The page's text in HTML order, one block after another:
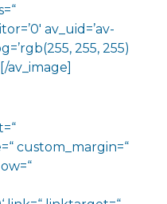
av_uid=’av-
255, 255)
av_image]
custom_margin=“